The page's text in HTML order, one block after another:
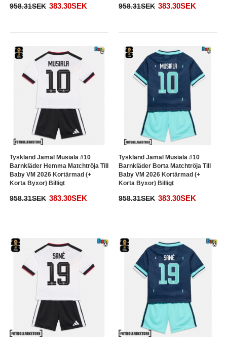
958.31SEK 383.30SEK 958.31SEK 383.30SEK
Tyskland Jamal Musiala #10
Barnkläder Hemma Matchtröja Till
Baby VM 2026 Kortärmad (+
Korta Byxor) Billigt
958.31SEK 383.30SEK
Tyskland Jamal Musiala #10
Barnkläder Borta Matchtröja Till
Baby VM 2026 Kortärmad (+
Korta Byxor) Billigt
958.31SEK 383.30SEK